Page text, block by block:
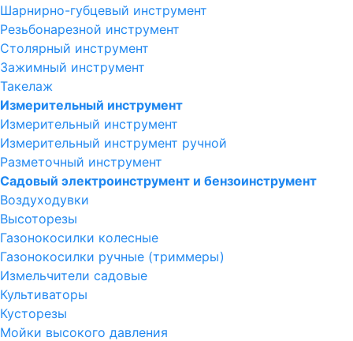
Шарнирно-губцевый инструмент
Резьбонарезной инструмент
Столярный инструмент
Зажимный инструмент
Такелаж
Измерительный инструмент
Измерительный инструмент
Измерительный инструмент ручной
Разметочный инструмент
Садовый электроинструмент и бензоинструмент
Воздуходувки
Высоторезы
Газонокосилки колесные
Газонокосилки ручные (триммеры)
Измельчители садовые
Культиваторы
Кусторезы
Мойки высокого давления